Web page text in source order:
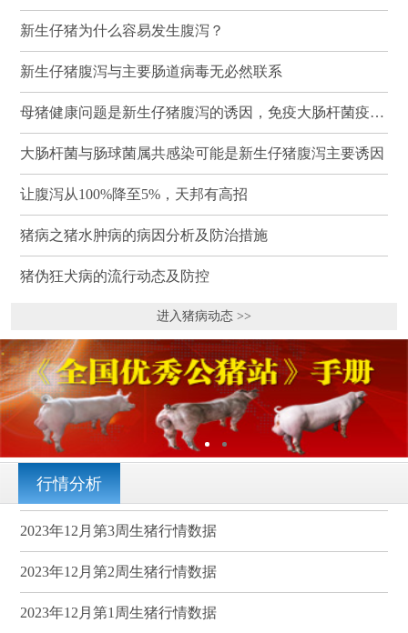
新生仔猪为什么容易发生腹泻？
新生仔猪腹泻与主要肠道病毒无必然联系
母猪健康问题是新生仔猪腹泻的诱因，免疫大肠杆菌疫苗可有效降低其发病率和死亡率
大肠杆菌与肠球菌属共感染可能是新生仔猪腹泻主要诱因
让腹泻从100%降至5%，天邦有高招
猪病之猪水肿病的病因分析及防治措施
猪伪狂犬病的流行动态及防控
进入猪病动态 >>
行情分析
2023年12月第3周生猪行情数据
2023年12月第2周生猪行情数据
2023年12月第1周生猪行情数据